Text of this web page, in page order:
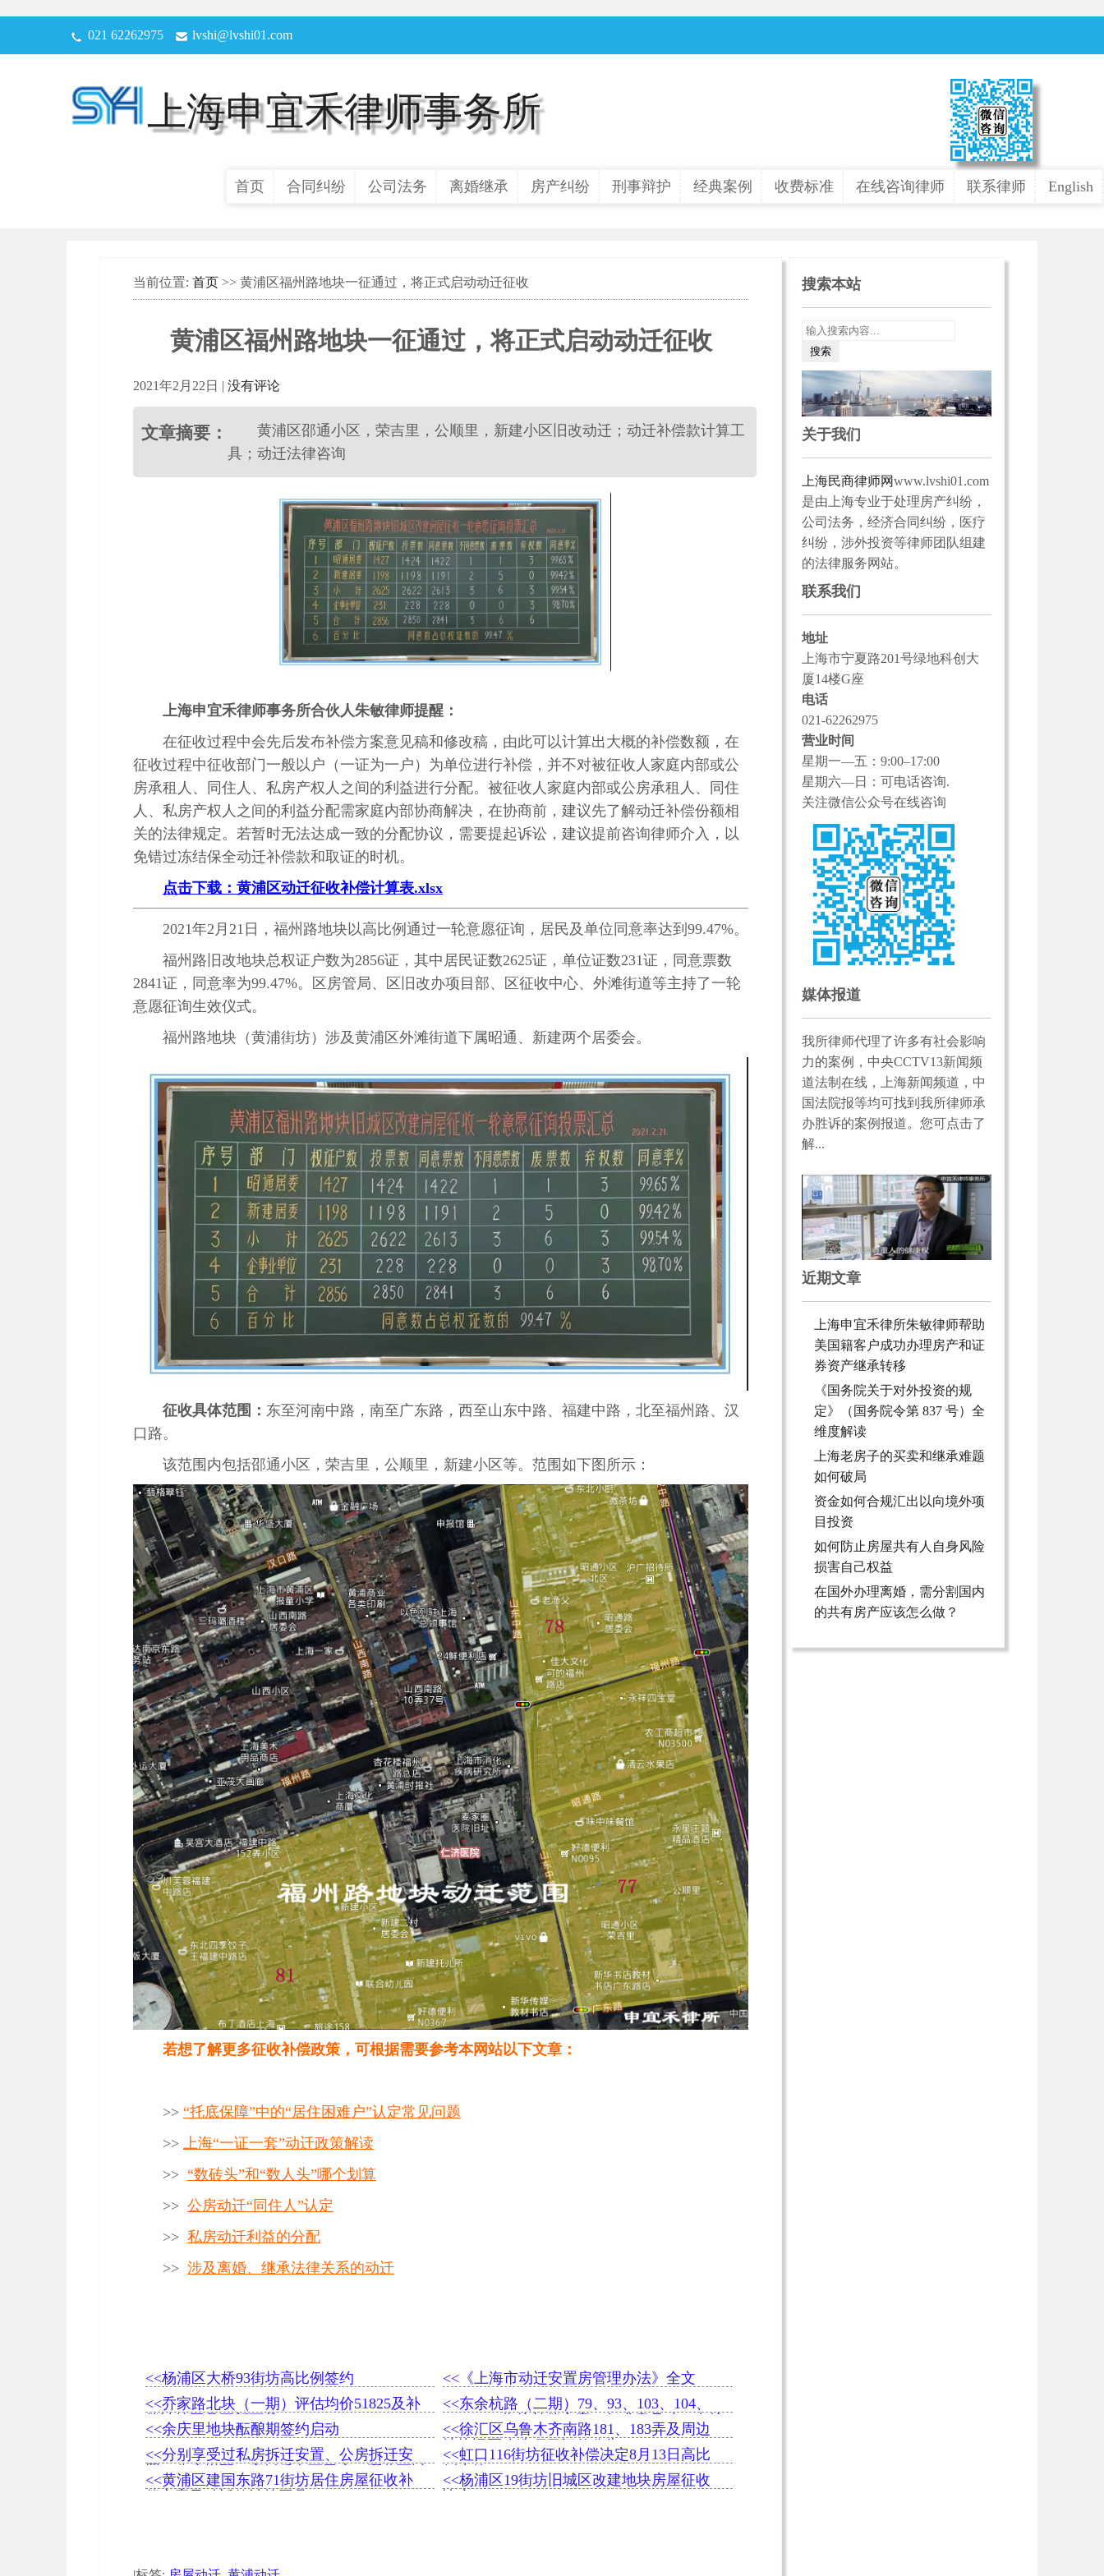
021 62262975 lvshi@lvshi01.com
上海申宜禾律师事务所
首页 合同纠纷 公司法务 离婚继承 房产纠纷 刑事辩护 经典案例 收费标准 在线咨询律师 联系律师 English
当前位置: 首页 >> 黄浦区福州路地块一征通过，将正式启动动迁征收
黄浦区福州路地块一征通过，将正式启动动迁征收
2021年2月22日 | 没有评论
文章摘要：
黄浦区邵通小区，荣吉里，公顺里，新建小区旧改动迁；动迁补偿款计算工
具；动迁法律咨询
上海申宜禾律师事务所合伙人朱敏律师提醒：
在征收过程中会先后发布补偿方案意见稿和修改稿，由此可以计算出大概的补偿数额，在
征收过程中征收部门一般以户（一证为一户）为单位进行补偿，并不对被征收人家庭内部或公
房承租人、同住人、私房产权人之间的利益进行分配。被征收人家庭内部或公房承租人、同住
人、私房产权人之间的利益分配需家庭内部协商解决，在协商前，建议先了解动迁补偿份额相
关的法律规定。若暂时无法达成一致的分配协议，需要提起诉讼，建议提前咨询律师介入，以
免错过冻结保全动迁补偿款和取证的时机。
点击下载：黄浦区动迁征收补偿计算表.xlsx
2021年2月21日，福州路地块以高比例通过一轮意愿征询，居民及单位同意率达到99.47%。
福州路旧改地块总权证户数为2856证，其中居民证数2625证，单位证数231证，同意票数
2841证，同意率为99.47%。区房管局、区旧改办项目部、区征收中心、外滩街道等主持了一轮
意愿征询生效仪式。
福州路地块（黄浦街坊）涉及黄浦区外滩街道下属昭通、新建两个居委会。
征收具体范围： 东至河南中路，南至广东路，西至山东中路、福建中路，北至福州路、汉
口路。
该范围内包括邵通小区，荣吉里，公顺里，新建小区等。范围如下图所示：
若想了解更多征收补偿政策，可根据需要参考本网站以下文章：
>> “托底保障”中的“居住困难户”认定常见问题
>> 上海“一证一套”动迁政策解读
>> “数砖头”和“数人头”哪个划算
>> 公房动迁“同住人”认定
>> 私房动迁利益的分配
>> 涉及离婚、继承法律关系的动迁
<<杨浦区大桥93街坊高比例签约
<<《上海市动迁安置房管理办法》全文
<<乔家路北块（一期）评估均价51825及补
偿计算工具更新下载
<<东余杭路（二期）79、93、103、104、
108、109街坊补偿方案（征求意见稿）出炉
<<余庆里地块酝酿期签约启动
<<徐汇区乌鲁木齐南路181、183弄及周边
地块旧区改造项目评估公告
<<分别享受过私房拆迁安置、公房拆迁安
置、公房增配、离婚后名下无房，哪些可以
排除同住人？一个案子讲清楚
<<虹口116街坊征收补偿决定8月13日高比
例生效
<<黄浦区建国东路71街坊居住房屋征收补
<<杨浦区19街坊旧城区改建地块房屋征收
搜索本站
关于我们
上海民商律师网www.lvshi01.com
是由上海专业于处理房产纠纷，
公司法务，经济合同纠纷，医疗
纠纷，涉外投资等律师团队组建
的法律服务网站。
联系我们
地址
上海市宁夏路201号绿地科创大
厦14楼G座
电话
021-62262975
营业时间
星期一—五：9:00–17:00
星期六—日：可电话咨询.
关注微信公众号在线咨询
媒体报道
我所律师代理了许多有社会影响
力的案例，中央CCTV13新闻频
道法制在线，上海新闻频道，中
国法院报等均可找到我所律师承
办胜诉的案例报道。您可点击了
解...
近期文章
上海申宜禾律所朱敏律师帮助
美国籍客户成功办理房产和证
券资产继承转移
《国务院关于对外投资的规
定》（国务院令第 837 号）全
维度解读
上海老房子的买卖和继承难题
如何破局
资金如何合规汇出以向境外项
目投资
如何防止房屋共有人自身风险
损害自己权益
在国外办理离婚，需分割国内
的共有房产应该怎么做？